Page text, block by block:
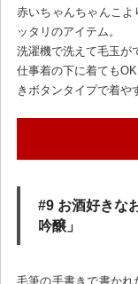
赤いちゃんちゃんこ
ッタリのアイテム。
洗濯機で洗えて毛玉が
仕事着の下に着ても
きボタンタイプで着や
#9 お酒好きな
吟醸」
毛筆の手書きで書か